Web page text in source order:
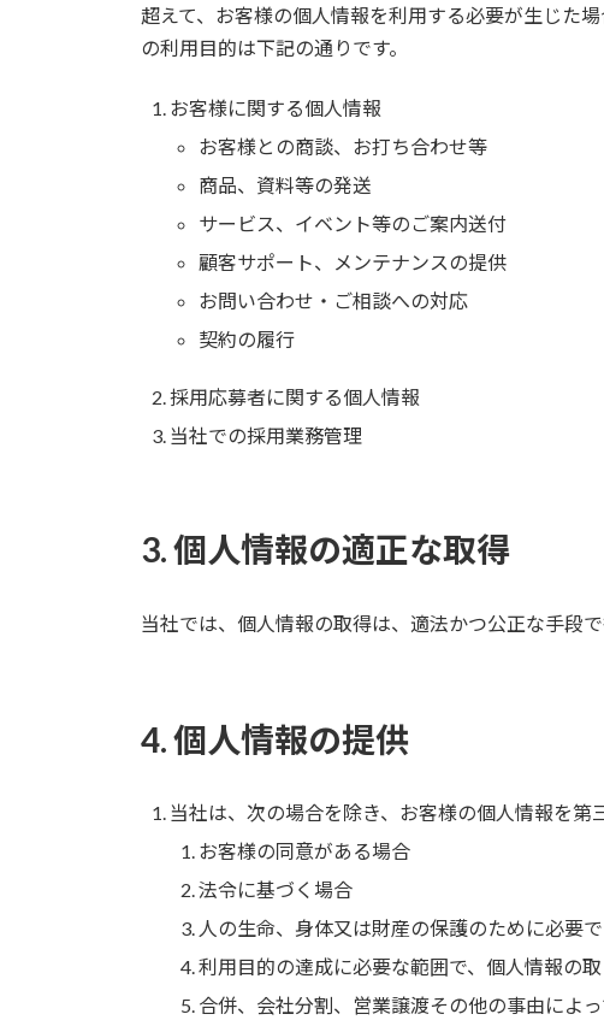
超えて、お客様の個人情報を利用する必要が生じた
の利用目的は下記の通りです。
お客様に関する個人情報
お客様との商談、お打ち合わせ等
商品、資料等の発送
サービス、イベント等のご案内送付
顧客サポート、メンテナンスの提供
お問い合わせ・ご相談への対応
契約の履行
採用応募者に関する個人情報
当社での採用業務管理
3. 個人情報の適正な取得
当社では、個人情報の取得は、適法かつ公正な手段で
4. 個人情報の提供
当社は、次の場合を除き、お客様の個人情報を第
お客様の同意がある場合
法令に基づく場合
人の生命、身体又は財産の保護のために必要
利用目的の達成に必要な範囲で、個人情報の
合併、会社分割、営業譲渡その他の事由によ